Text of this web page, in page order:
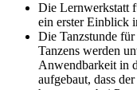
Die Lernwerkstatt
ein erster Einblick
Die Tanzstunde
Tanzens werden
Anwendbarkeit in
aufgebaut, dass